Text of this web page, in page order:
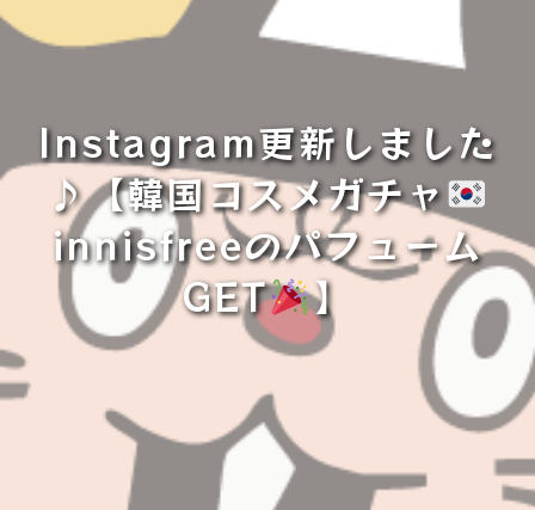
Instagram更新しました
♪【韓国コスメガチャ
innisfreeのパフューム
GET
⁡】